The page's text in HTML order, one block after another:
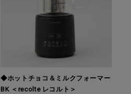
◆ホットチョコ＆ミルクフォーマー
BK ＜recolte レコルト＞